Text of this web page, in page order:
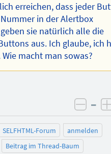
erreichen, dass jeder
in der Alertbox
sie natürlich alle die
aus. Ich glaube, ich
macht man sowas?
–
SELFHTML-Forum
anmelden
Beitrag im Thread-Baum